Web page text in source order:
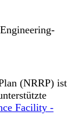
(NRRP) ist
Facility -